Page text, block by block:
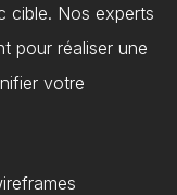
cible. Nos experts
pour réaliser une
votre